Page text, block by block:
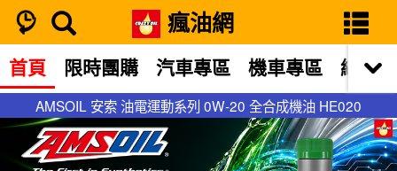
瘋油網
AMSOIL 安索 油電運動系列 0W-20 全合成機油 HE020
首頁 限時團購 汽車專區 機車專區 網站
AMSOIL 安索 油電運動系列 0W-20 全合成機油 HE020